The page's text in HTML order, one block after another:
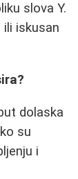
slova Y.
iskusan
dolaska
su
i